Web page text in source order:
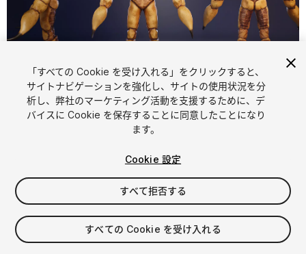
1 /9
$30
消費税は決済時に計算されます
「すべての Cookie を受け入れる」をクリックすると、
サイトナビゲーションを強化し、サイトの使用状況を分
析し、弊社のマーケティング活動を支援するために、デ
バイスに Cookie を保存することに同意したことになり
ます。
Cookie 設定
すべて拒否する
すべての Cookie を受け入れる